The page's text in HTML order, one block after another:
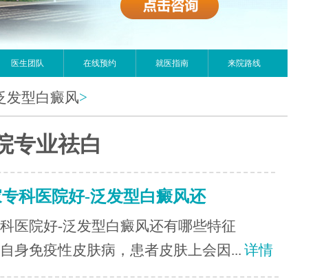
医生团队 在线预约 就医指南 来院路线
发型白癜风>
专业祛白
科医院好-泛发型白癜风还
医院好-泛发型白癜风还有哪些特征
身免疫性皮肤病，患者皮肤上会因... 详情